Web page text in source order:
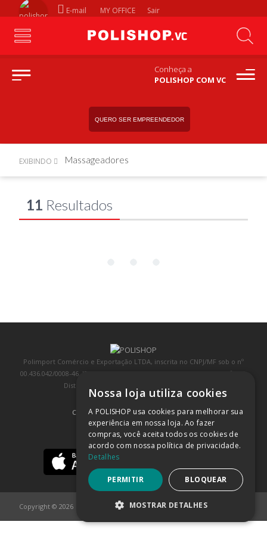
E-mail MY OFFICE Sair
Conheça a
POLISHOP COM VC
QUERO SER EMPREENDEDOR
EXIBINDO Massageadores
11 Resultados
Polimport Comércio e Exportação LTDA, inscrita no CNPJ/MF sob o nº
00.436.042/0008-46, IE 407.458.707.103, com sede na Rua Kanebo, nº 175,
Distrito Industrial, Jundiaí/SP, CEP: 13213-090
COMPRA 100% SEGURA (SAIBA MAIS)
BAIXE NOSSO APP
Copyright © 2026
Nossa loja utiliza cookies
A POLISHOP usa cookies para melhorar sua
experiência em nossa loja. Ao fazer
compras, você aceita todos os cookies de
acordo com nossa política de privacidade.
Detalhes
PERMITIR BLOQUEAR
MOSTRAR DETALHES
ESTRITAMENTE NECESSÁRIOS